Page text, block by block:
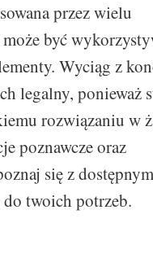
przez wielu
być
Wyciąg z
legalny, ponieważ
rozwiązaniu w
poznawcze oraz
się z
twoich potrzeb.